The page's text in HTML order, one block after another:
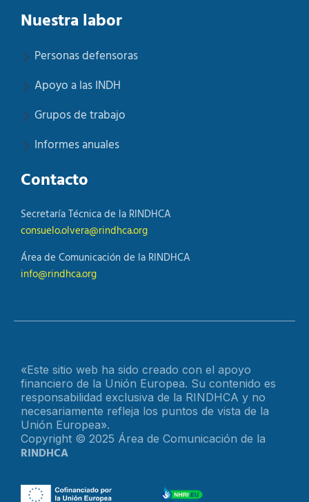
Nuestra labor
Personas defensoras
Apoyo a las INDH
Grupos de trabajo
Informes anuales
Contacto
Secretaría Técnica de la RINDHCA
consuelo.olvera@rindhca.org
Área de Comunicación de la RINDHCA
info@rindhca.org
«Este sitio web ha sido creado con el apoyo
financiero de la Unión Europea. Su contenido es
responsabilidad exclusiva de la RINDHCA y no
necesariamente refleja los puntos de vista de la
Unión Europea».
Copyright © 2025 Área de Comunicación de la
RINDHCA